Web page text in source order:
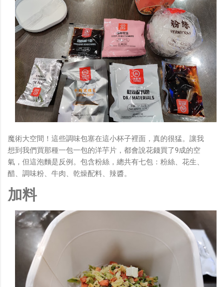
魔術大空間！這些調味包塞在這小杯子裡面，真的很猛。讓我
想到我們買那種一包一包的洋芋片，都會說花錢買了9成的空
氣，但這泡麵是反例。包含粉絲，總共有七包：粉絲、花生、
醋、調味粉、牛肉、乾燥配料、辣醬。
加料